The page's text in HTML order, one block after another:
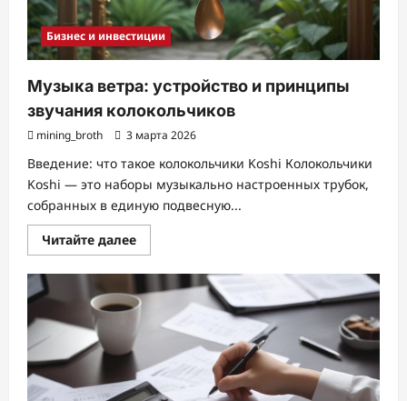
Бизнес и инвестиции
Музыка ветра: устройство и принципы
звучания колокольчиков
mining_broth 3 марта 2026
Введение: что такое колокольчики Koshi Колокольчики
Koshi — это наборы музыкально настроенных трубок,
собранных в единую подвесную...
Читайте далееПрочитать
больше
Музыка
ветра:
устройство
принципы
звучания
колокольчиков